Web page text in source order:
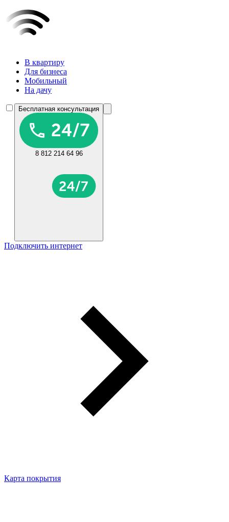
В квартиру
Для бизнеса
Мобильный
На дачу
Бесплатная консультация
8 812 214 64 96
Подключить интернет
Карта покрытия